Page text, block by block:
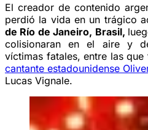
El creador de contenido
perdió la vida en un trágico
de Río de Janeiro, Brasil,
colisionaran en el aire y
víctimas fatales, entre las que
cantante estadounidense
Lucas Vignale.